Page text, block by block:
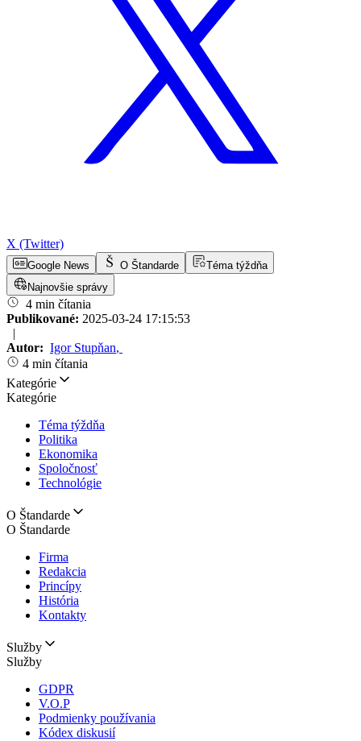
X (Twitter)
Google News O Štandarde
Téma týždňa
Najnovšie správy
4 min čítania
Publikované: 2025-03-24 17:15:53
|
Autor: Igor Stupňan,
4 min čítania
Kategórie
Kategórie
Téma týždňa
Politika
Ekonomika
Spoločnosť
Technológie
O Štandarde
O Štandarde
Firma
Redakcia
Princípy
História
Kontakty
Služby
Služby
GDPR
V.O.P
Podmienky používania
Kódex diskusií